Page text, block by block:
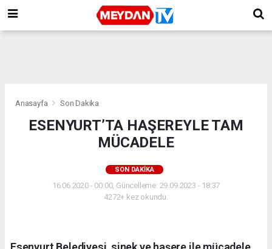
Anasayfa Son Dakika
ESENYURT’TA HAŞEREYLE TAM
MÜCADELE
SON DAKIKA
16.06.2020 - 00:00, Güncelleme: 29.09.2023 - 18:37
4272+ kez okundu.